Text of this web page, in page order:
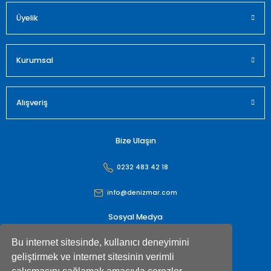
Bu internet sitesinde, kullanıcı deneyimini
geliştirmek ve internet sitesinin verimli
Üyelik
Kurumsal
Alışveriş
Bize Ulaşın
0232 483 42 18
info@denizmar.com
Sosyal Medya